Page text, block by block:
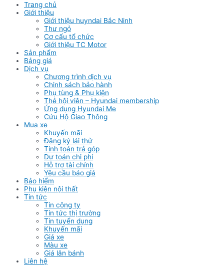
Trang chủ
Giới thiệu
Giới thiệu huyndai Bắc Ninh
Thư ngỏ
Cơ cấu tổ chức
Giới thiệu TC Motor
Sản phẩm
Bảng giá
Dịch vụ
Chương trình dịch vụ
Chinh sách bảo hành
Phụ tùng & Phụ kiện
Thẻ hội viên – Hyundai membership
Ứng dụng Hyundai Me
Cứu Hộ Giao Thông
Mua xe
Khuyến mãi
Đăng ký lái thử
Tính toán trả góp
Dự toán chi phí
Hỗ trợ tài chính
Yêu cầu báo giá
Bảo hiểm
Phụ kiện nội thất
Tin tức
Tin công ty
Tin tức thị trường
Tin tuyển dụng
Khuyến mãi
Giá xe
Màu xe
Giá lăn bánh
Liên hệ